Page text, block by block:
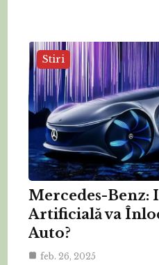
Stiri
Mercedes-Benz:
Artificială va
Auto?
feb. 26, 2025